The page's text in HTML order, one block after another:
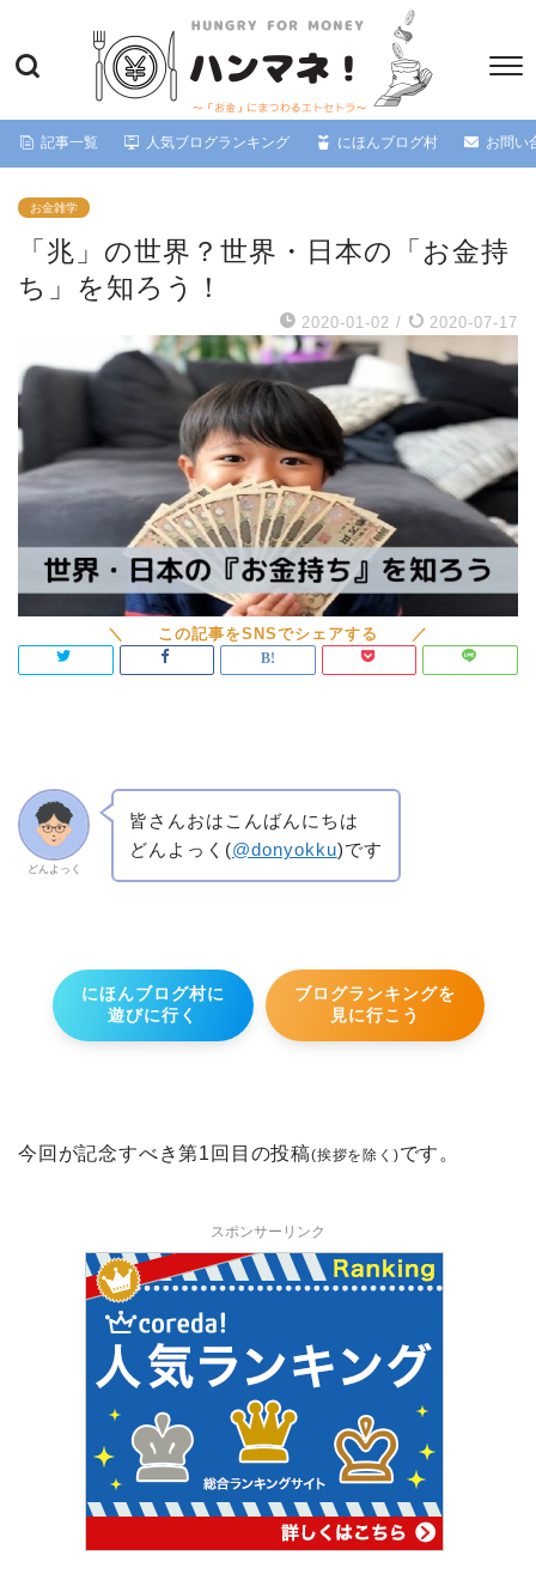
記事一覧 人気ブログランキング にほんブログ村 お問い
お金雑学
「兆」の世界？世界・日本の「お金持
ち」を知ろう！
2020-01-02 / 2020-07-17
どんよっく
皆さんおはこんばんにちは
どんよっく(@donyokku)です
にほんブログ村に
遊びに行く
ブログランキングを
見に行こう
今回が記念すべき第1回目の投稿(挨拶を除く)です。
スポンサーリンク